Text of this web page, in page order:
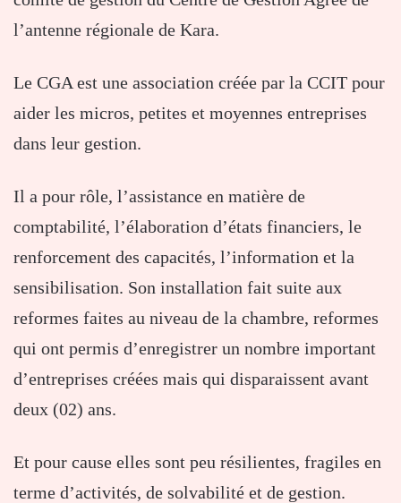
l’antenne régionale de Kara.
Le CGA est une association créée par la CCIT pour
aider les micros, petites et moyennes entreprises
dans leur gestion.
Il a pour rôle, l’assistance en matière de
comptabilité, l’élaboration d’états financiers, le
renforcement des capacités, l’information et la
sensibilisation. Son installation fait suite aux
reformes faites au niveau de la chambre, reformes
qui ont permis d’enregistrer un nombre important
d’entreprises créées mais qui disparaissent avant
deux (02) ans.
Et pour cause elles sont peu résilientes, fragiles en
terme d’activités, de solvabilité et de gestion.